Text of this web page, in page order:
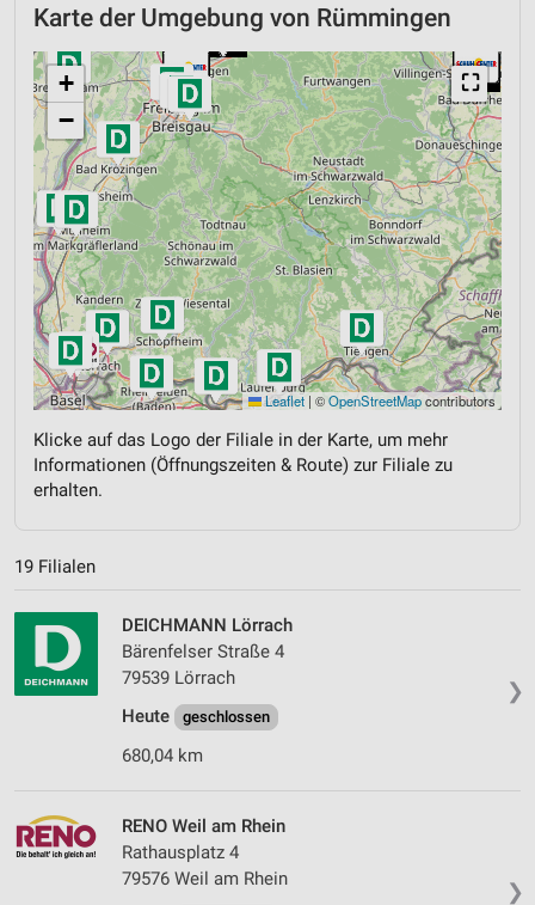
Karte der Umgebung von Rümmingen
⛶
+
−
Leaflet | ©OpenStreetMapcontributors
Klicke auf das Logo der Filiale in der Karte, um mehr
Informationen (Öffnungszeiten & Route) zur Filiale zu
erhalten.
19 Filialen
❯
DEICHMANN Lörrach
Bärenfelser Straße 4
79539 Lörrach
Heute
geschlossen
680,04 km
❯
RENO Weil am Rhein
Rathausplatz 4
79576 Weil am Rhein